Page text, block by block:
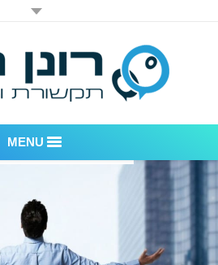
MENU
דוגמאות לעבודות שביצענו